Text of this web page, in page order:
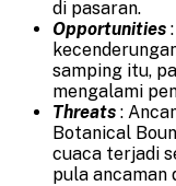
di pasaran.
Opportunities
samping itu,
mengalami
Threats :
Botanical
cuaca terjadi
pula ancaman